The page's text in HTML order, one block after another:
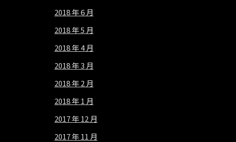
2018 年 6 月
2018 年 5 月
2018 年 4 月
2018 年 3 月
2018 年 2 月
2018 年 1 月
2017 年 12 月
2017 年 11 月